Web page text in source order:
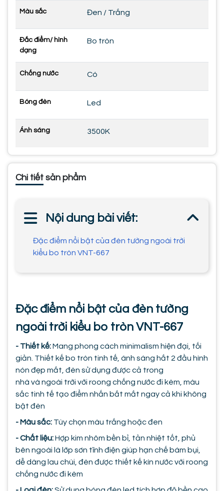
Màu sắc Đen / Trắng
Đắc điểm/ hình
dạng
Bo tròn
Chống nước Có
Bóng đèn Led
Ánh sáng 3500K
Chi tiết sản phẩm
Nội dung bài viết:
Đặc điểm nổi bật của đèn tường ngoài trời
kiểu bo tròn VNT-667
Đặc điểm nổi bật của đèn tường
ngoài trời kiểu bo tròn VNT-667
- Thiết kế:Mang phong cách minimalism hiện đại, tối
giản. Thiết kế bo tròn tinh tế, ánh sáng hắt 2 đầu hình
nón đẹp mắt, đèn sử dụng được cả trong
nhà và ngoài trời với roong chống nước đi kèm, màu
sắc tinh tế tạo điểm nhấn bắt mắt ngay cả khi không
bật đèn
- Màu sắc: Tùy chọn màu trắng hoặc đen
- Chất liệu:Hợp kim nhôm bền bỉ, tản nhiệt tốt, phủ
bên ngoài là lớp sơn tĩnh điện giúp hạn chế bám bụi,
dễ dàng lau chùi, đèn được thiết kế kín nước với roong
chống nước đi kèm